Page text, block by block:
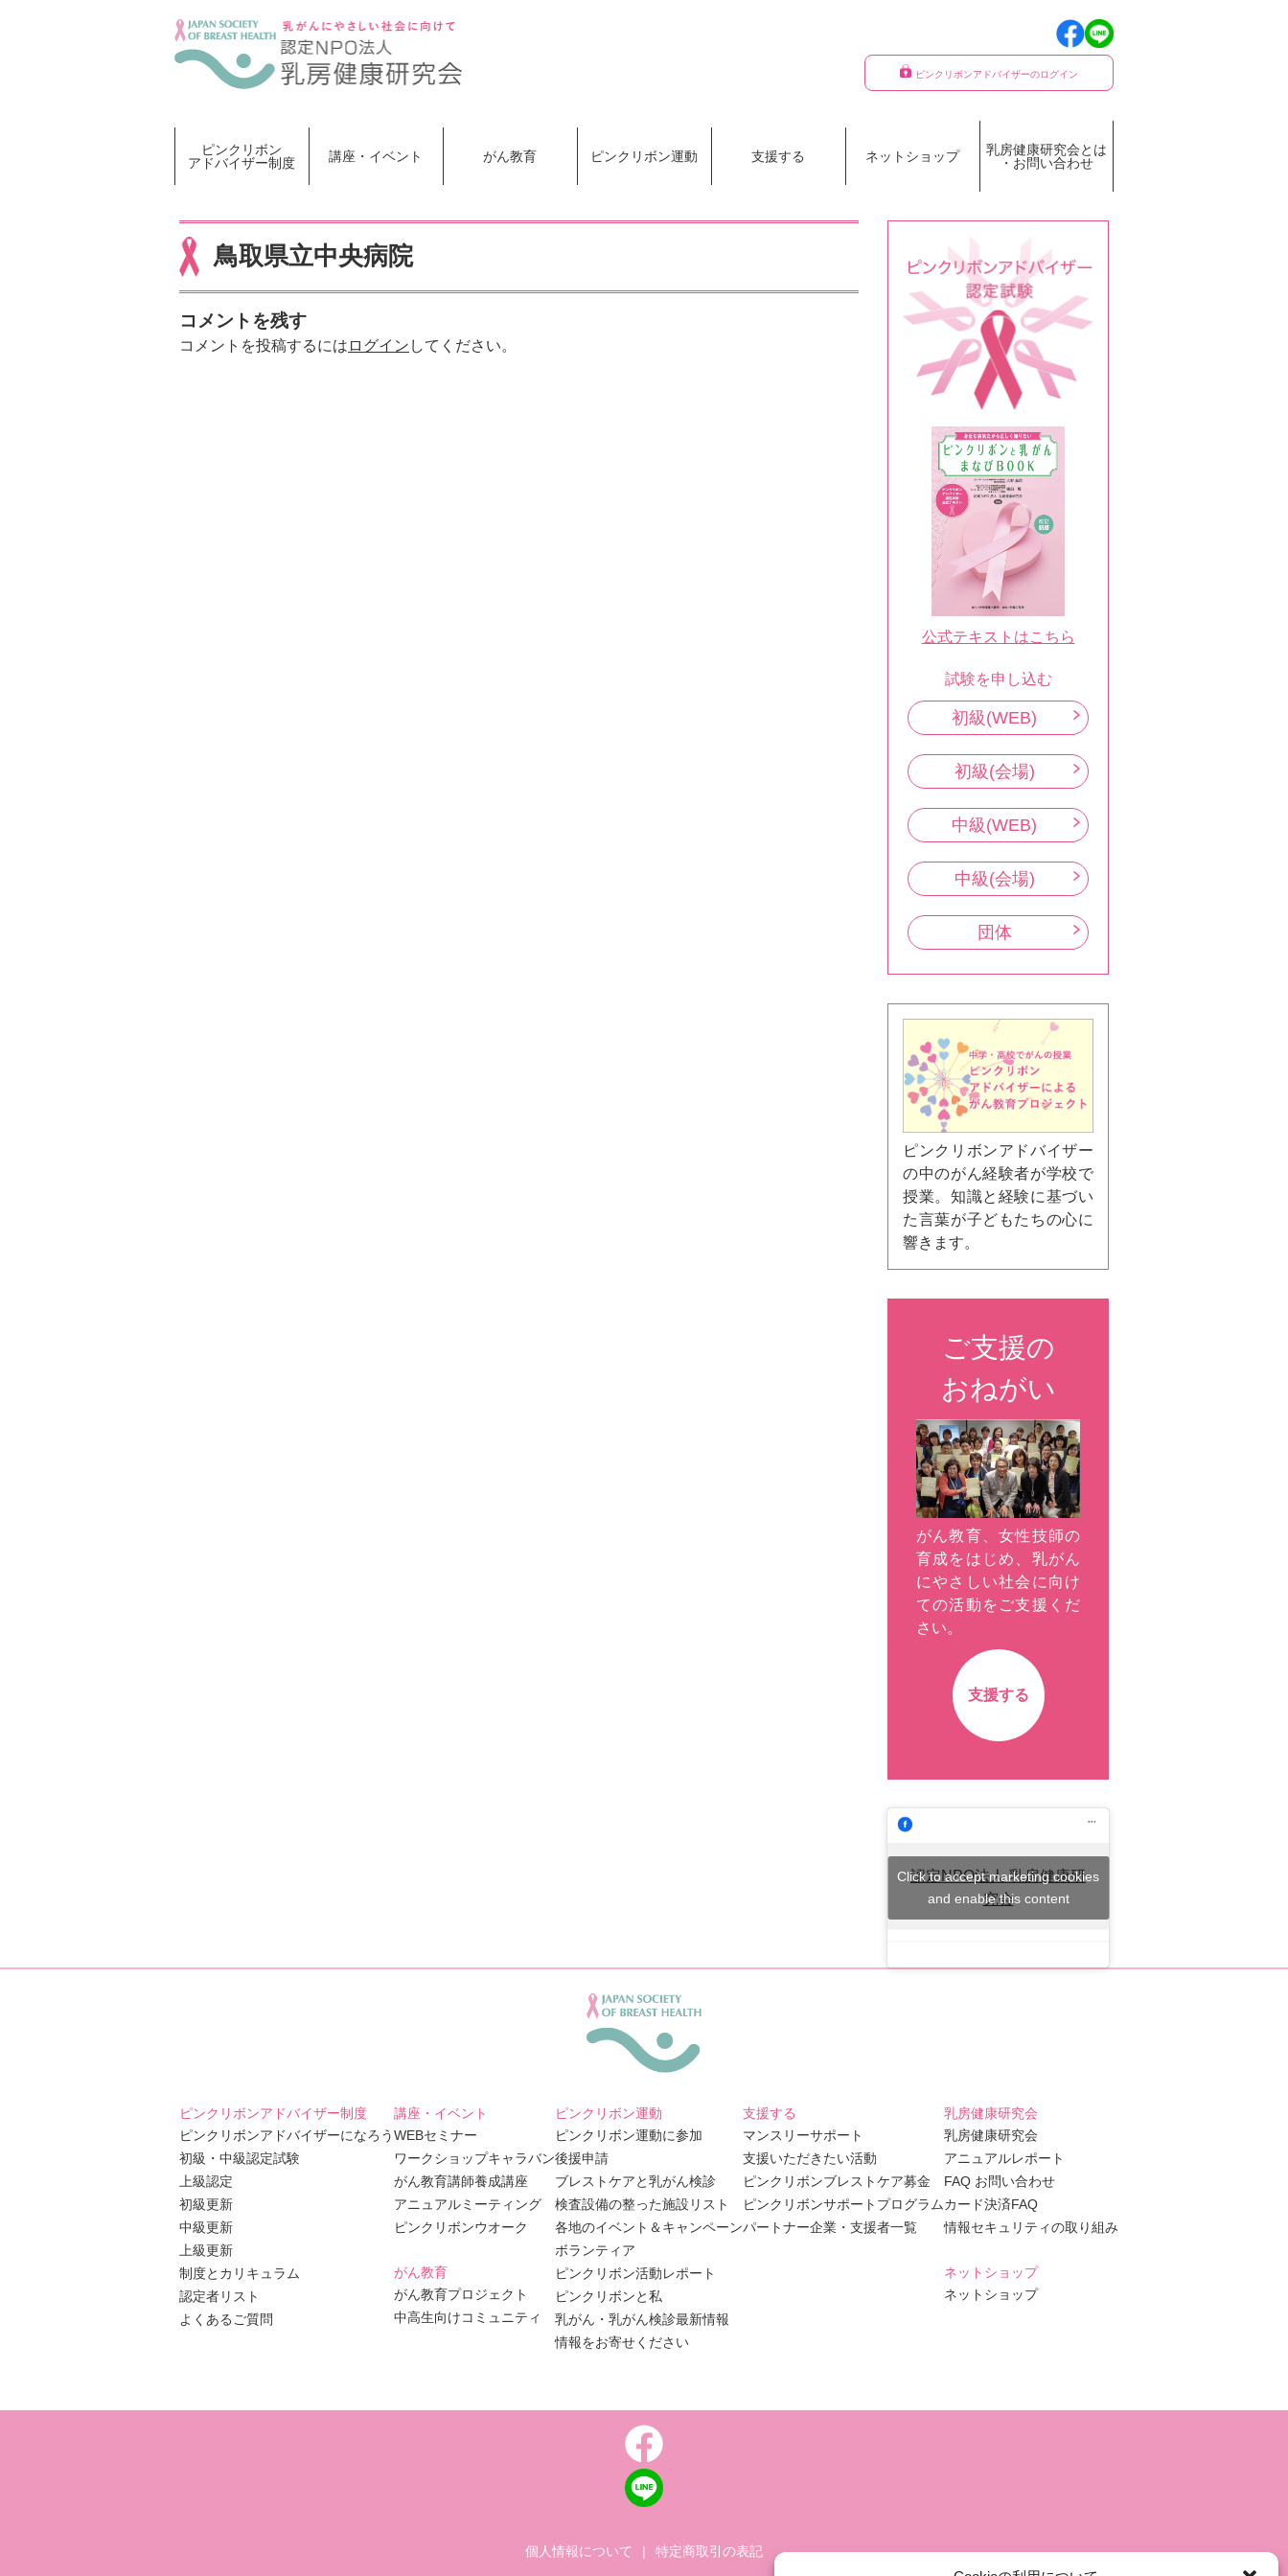
ピンクリボンアドバイザーのログイン
ピンクリボン
アドバイザー制度
講座・イベント がん教育 ピンクリボン運動 支援する ネットショップ
乳房健康研究会とは
・お問い合わせ
鳥取県立中央病院
コメントを残す
コメントを投稿するには ログイン してください。
公式テキストはこちら
試験を申し込む
初級(WEB)
初級(会場)
中級(WEB)
中級(会場)
団体
ピンクリボンアドバイザー
の中のがん経験者が学校で
授業。知識と経験に基づい
た言葉が子どもたちの心に
響きます。
ご支援の
おねがい
がん教育、女性技師の
育成をはじめ、乳がん
にやさしい社会に向け
ての活動をご支援くだ
さい。
支援する
認定NPO法人 乳房健康研
究会
Click to accept marketing cookies
and enable this content
ピンクリボンアドバイザー制度
ピンクリボンアドバイザーになろう
初級・中級認定試験
上級認定
初級更新
中級更新
上級更新
制度とカリキュラム
認定者リスト
よくあるご質問
講座・イベント
WEBセミナー
ワークショップキャラバン
がん教育講師養成講座
アニュアルミーティング
ピンクリボンウオーク
がん教育
がん教育プロジェクト
中高生向けコミュニティ
ピンクリボン運動
ピンクリボン運動に参加
後援申請
ブレストケアと乳がん検診
検査設備の整った施設リスト
各地のイベント＆キャンペーン
ボランティア
ピンクリボン活動レポート
ピンクリボンと私
乳がん・乳がん検診最新情報
情報をお寄せください
支援する
マンスリーサポート
支援いただきたい活動
ピンクリボンブレストケア募金
ピンクリボンサポートプログラム
パートナー企業・支援者一覧
乳房健康研究会
乳房健康研究会
アニュアルレポート
FAQ お問い合わせ
カード決済FAQ
情報セキュリティの取り組み
ネットショップ
ネットショップ
個人情報について | 特定商取引の表記